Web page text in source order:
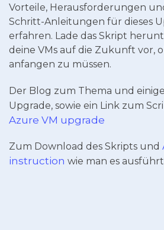
Vorteile, Herausforderungen
Schritt-Anleitungen für dieses
erfahren. Lade das Skript
deine VMs auf die Zukunft vor,
anfangen zu müssen.
Der Blog zum Thema und
Upgrade, sowie ein Link zum
Azure VM upgrade
Zum Download des Skripts und
instruction wie man es